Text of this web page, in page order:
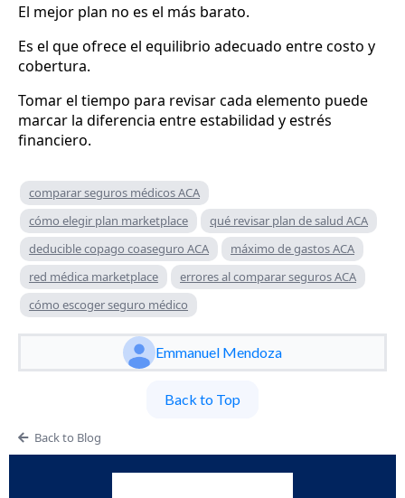
El mejor plan no es el más barato.
Es el que ofrece el equilibrio adecuado entre costo y
cobertura.
Tomar el tiempo para revisar cada elemento puede
marcar la diferencia entre estabilidad y estrés
financiero.
comparar seguros médicos ACA
cómo elegir plan marketplace
qué revisar plan de salud ACA
deducible copago coaseguro ACA
máximo de gastos ACA
red médica marketplace
errores al comparar seguros ACA
cómo escoger seguro médico
Emmanuel Mendoza
Back to Top
Back to Blog